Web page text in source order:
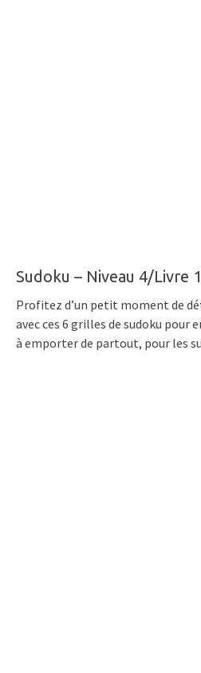
Sudoku – Niveau 4/Livre 1
Profitez d’un petit moment de
avec ces 6 grilles de sudoku pour
à emporter de partout, pour les